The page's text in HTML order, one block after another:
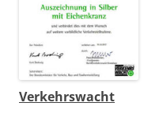
Verkehrswacht